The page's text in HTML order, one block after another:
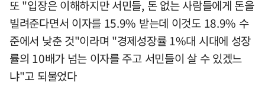
또 "입장은 이해하지만 서민들, 돈 없는 사람들에게 돈을
빌려준다면서 이자를 15.9% 받는데 이것도 18.9% 수
준에서 낮춘 것"이라며 "경제성장률 1%대 시대에 성장
률의 10배가 넘는 이자를 주고 서민들이 살 수 있겠느
냐"고 되물었다